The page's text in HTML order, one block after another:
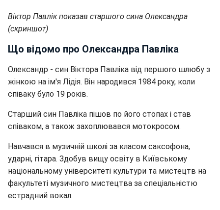
Віктор Павлік показав старшого сина Олександра
(скриншот)
Що відомо про Олександра Павліка
Олександр - син Віктора Павліка від першого шлюбу з
жінкою на ім'я Лідія. Він народився 1984 року, коли
співаку було 19 років.
Старший син Павліка пішов по його стопах і став
співаком, а також захоплювався мотокросом.
Навчався в музичній школі за класом саксофона,
ударні, гітара. Здобув вищу освіту в Київському
національному університеті культури та мистецтв на
факультеті музичного мистецтва за спеціальністю
естрадний вокал.